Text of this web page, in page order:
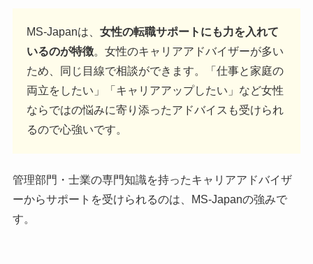
MS-Japanは、 女性の転職サポートにも力を入れて
いるのが特徴。女性のキャリアアドバイザーが多い
ため、同じ目線で相談ができます。「仕事と家庭の
両立をしたい」「キャリアアップしたい」など女性
ならではの悩みに寄り添ったアドバイスも受けられ
るので心強いです。
管理部門・士業の専門知識を持ったキャリアアドバイザ
ーからサポートを受けられるのは、MS-Japanの強みで
す。